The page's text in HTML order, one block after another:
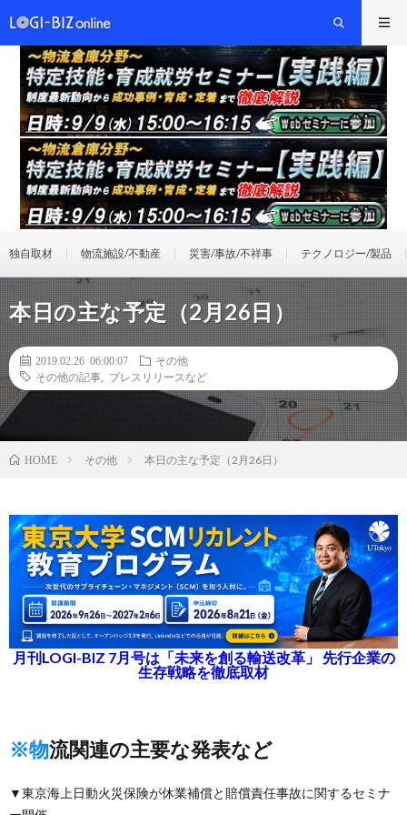
独自取材 物流施設/不動産 災害/事故/不祥事 テクノロジー/製品
本日の主な予定（2月26日）
2019.02.26 06:00:07
その他
その他の記事
プレスリリースなど
HOME その他 本日の主な予定（2月26日）
月刊LOGI-BIZ 7月号は「未来を創る輸送改革」 先行企業の
生存戦略を徹底取材
※物流関連の主要な発表など
▼東京海上日動火災保険が休業補償と賠償責任事故に関するセミナ